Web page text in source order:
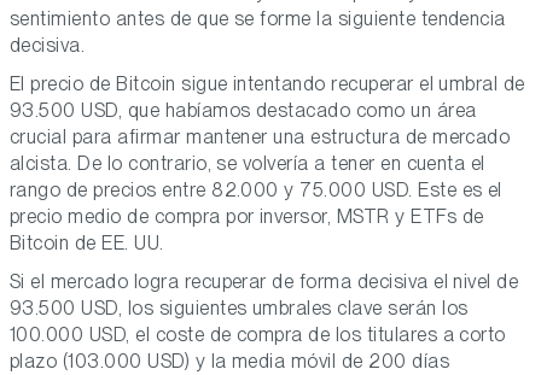
sentimiento antes de que se forme la siguiente tendencia
decisiva.
El precio de Bitcoin sigue intentando recuperar el umbral de
93.500 USD, que habíamos destacado como un área
crucial para afirmar mantener una estructura de mercado
alcista. De lo contrario, se volvería a tener en cuenta el
rango de precios entre 82.000 y 75.000 USD. Este es el
precio medio de compra por inversor, MSTR y ETFs de
Bitcoin de EE. UU.
Si el mercado logra recuperar de forma decisiva el nivel de
93.500 USD, los siguientes umbrales clave serán los
100.000 USD, el coste de compra de los titulares a corto
plazo (103.000 USD) y la media móvil de 200 días